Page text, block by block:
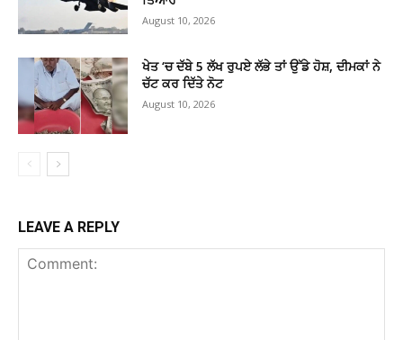
August 10, 2026
ਖੇਤ ‘ਚ ਦੱਬੇ 5 ਲੱਖ ਰੁਪਏ ਲੱਭੇ ਤਾਂ ਉੱਡੇ ਹੋਸ਼, ਦੀਮਕਾਂ ਨੇ
ਚੱਟ ਕਰ ਦਿੱਤੇ ਨੋਟ
August 10, 2026
LEAVE A REPLY